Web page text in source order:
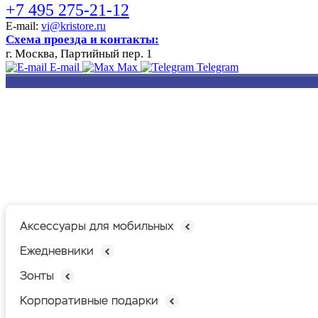
+7 495 275-21-12
E-mail: vi@kristore.ru
Схема проезда и контакты:
г. Москва, Партийный пер. 1
E-mail Max Telegram
Аксессуары для мобильных
Ежедневники
Зонты
Корпоративные подарки